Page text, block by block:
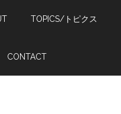
TOPICS/トピクス
CONTACT